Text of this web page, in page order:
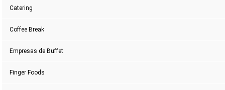
Catering
Coffee Break
Empresas de Buffet
Finger Foods